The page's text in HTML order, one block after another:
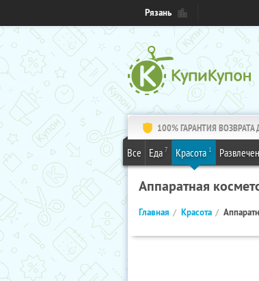
Рязань
100% ГАРАНТИЯ ВОЗВРАТА
Все Еда 7 Красота 1
Аппаратная
Главная Красота